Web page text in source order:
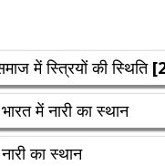
में स्त्रियों की स्थिति
में नारी का स्थान
का स्थान